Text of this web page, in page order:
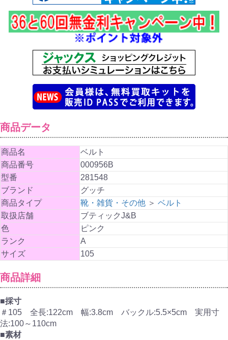
商品データ
商品名
ベルト
商品番号
000956B
型番
281548
ブランド
グッチ
商品タイプ
靴・雑貨・その他 ＞ ベルト
取扱店舗
ブティックJ&B
色
ピンク
ランク
A
サイズ
105
商品詳細
■採寸
＃105 全長:122cm 幅:3.8cm バックル:5.5×5cm 実用寸
法:100～110cm
■素材